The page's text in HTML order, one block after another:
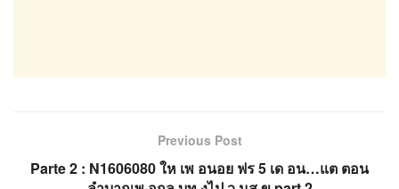
Previous Post
Parte 2 : N1606080 ให เพ อนอย ฟร 5 เด อน…แต ตอน